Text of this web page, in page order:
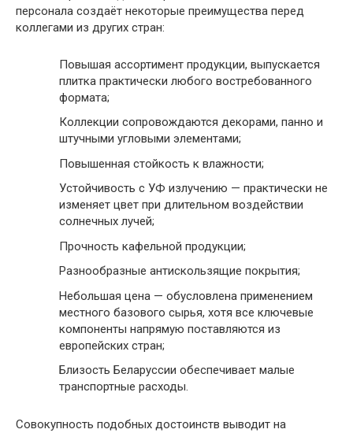
персонала создаёт некоторые преимущества перед
коллегами из других стран:
Повышая ассортимент продукции, выпускается
плитка практически любого востребованного
формата;
Коллекции сопровождаются декорами, панно и
штучными угловыми элементами;
Повышенная стойкость к влажности;
Устойчивость с УФ излучению — практически не
изменяет цвет при длительном воздействии
солнечных лучей;
Прочность кафельной продукции;
Разнообразные антискользящие покрытия;
Небольшая цена — обусловлена применением
местного базового сырья, хотя все ключевые
компоненты напрямую поставляются из
европейских стран;
Близость Беларуссии обеспечивает малые
транспортные расходы.
Совокупность подобных достоинств выводит на